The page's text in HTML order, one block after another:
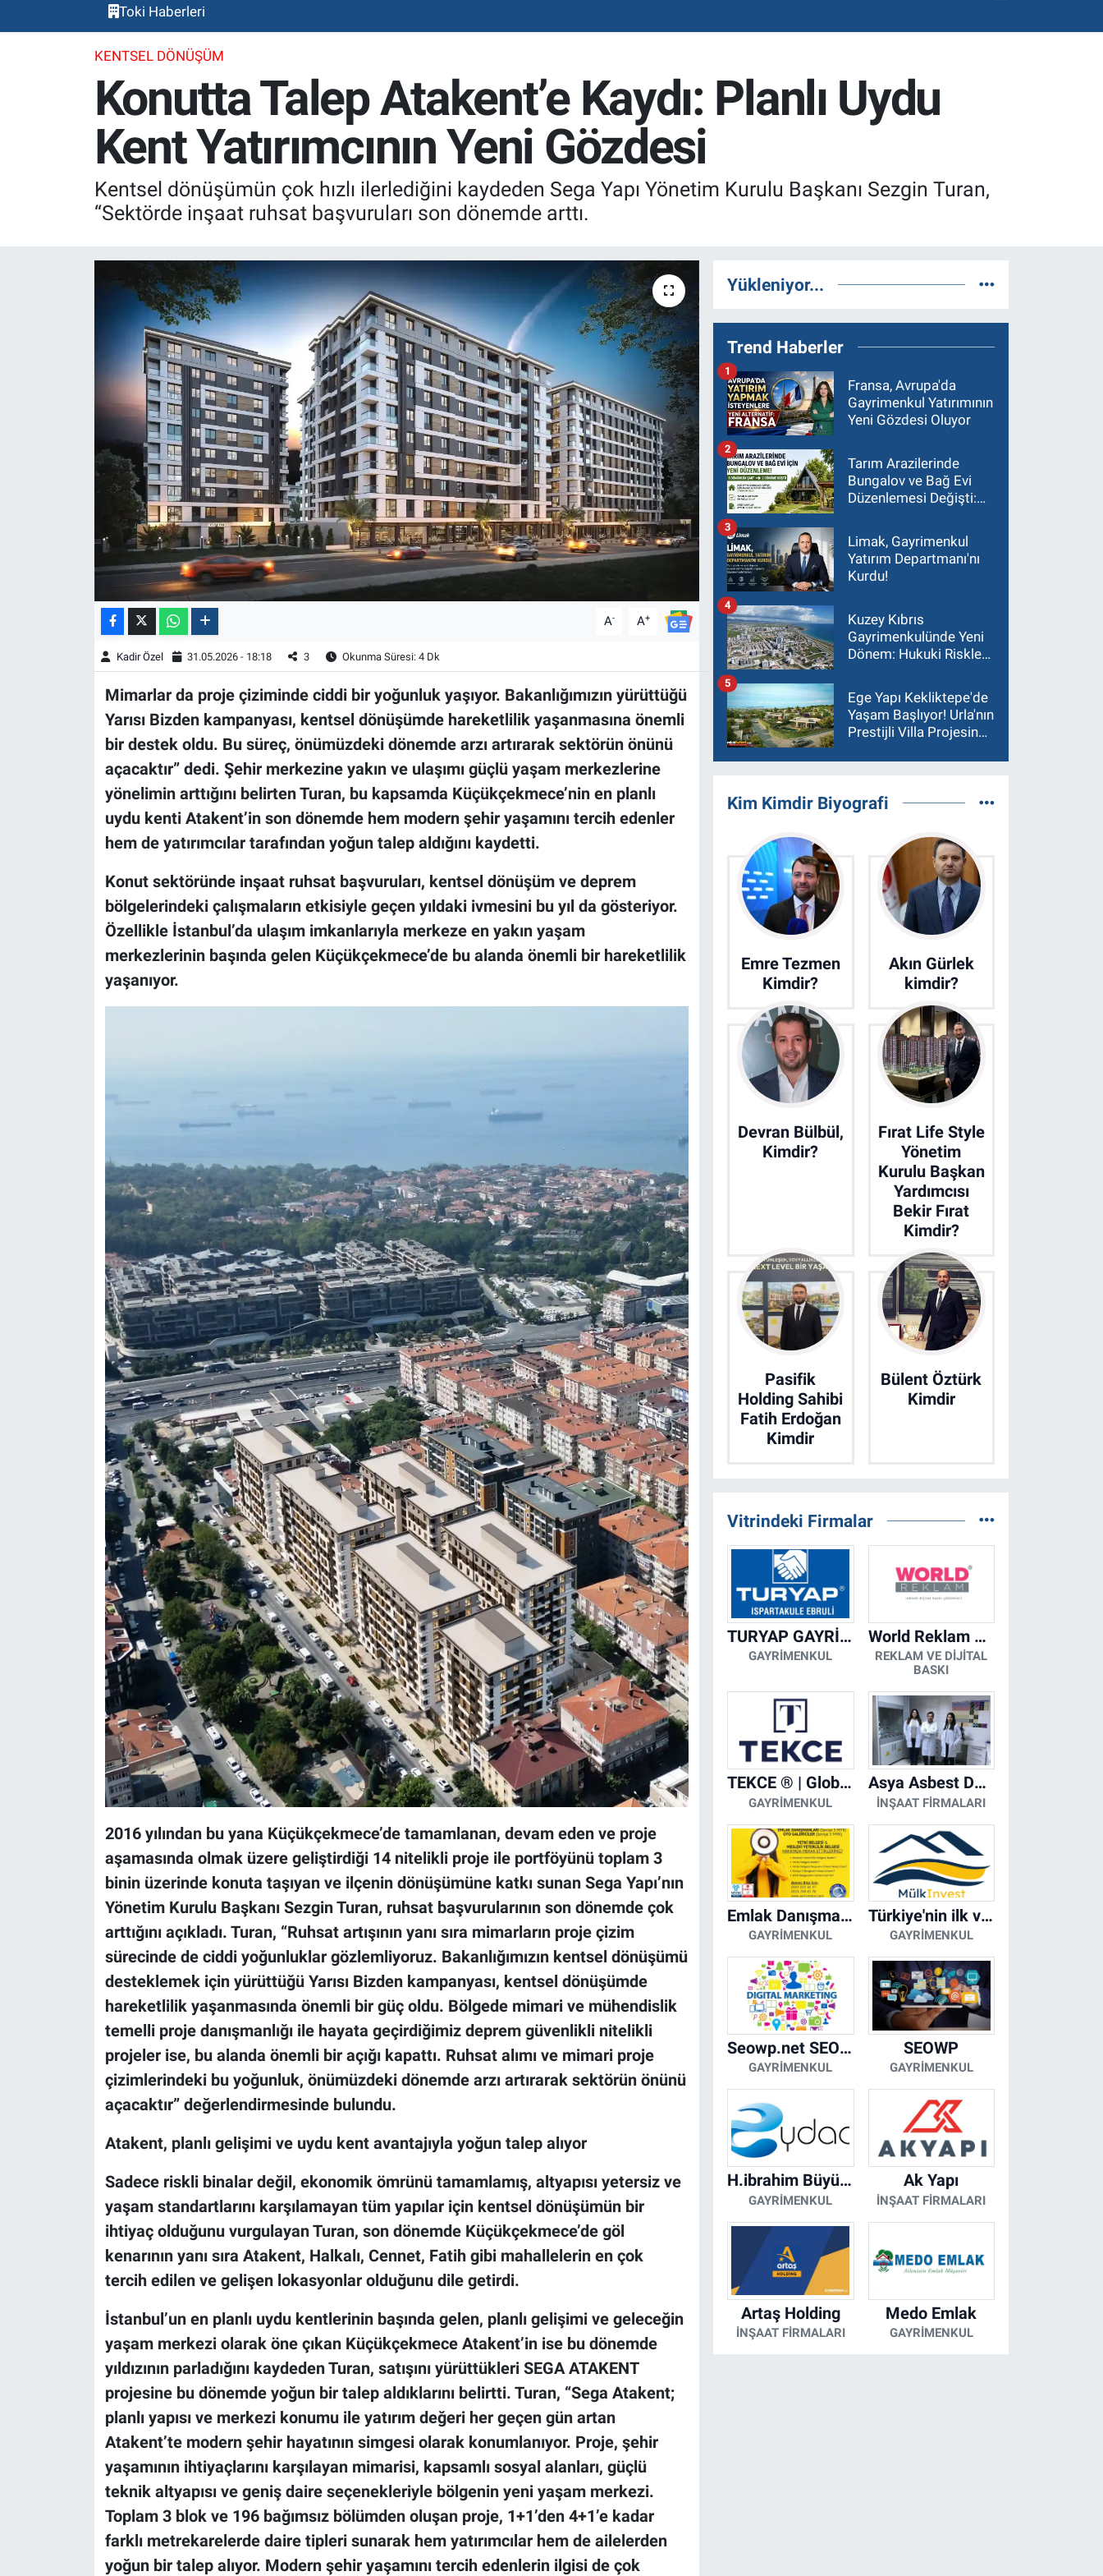
Toki Haberleri
KENTSEL DÖNÜŞÜM
Konutta Talep Atakent’e Kaydı: Planlı Uydu
Kent Yatırımcının Yeni Gözdesi
Kentsel dönüşümün çok hızlı ilerlediğini kaydeden Sega Yapı Yönetim Kurulu Başkanı Sezgin Turan,
“Sektörde inşaat ruhsat başvuruları son dönemde arttı.
A- A+
Kadir Özel 31.05.2026 - 18:18 3 Okunma Süresi: 4 Dk
Mimarlar da proje çiziminde ciddi bir yoğunluk yaşıyor. Bakanlığımızın yürüttüğü
Yarısı Bizden kampanyası, kentsel dönüşümde hareketlilik yaşanmasına önemli
bir destek oldu. Bu süreç, önümüzdeki dönemde arzı artırarak sektörün önünü
açacaktır” dedi. Şehir merkezine yakın ve ulaşımı güçlü yaşam merkezlerine
yönelimin arttığını belirten Turan, bu kapsamda Küçükçekmece’nin en planlı
uydu kenti Atakent’in son dönemde hem modern şehir yaşamını tercih edenler
hem de yatırımcılar tarafından yoğun talep aldığını kaydetti.
Konut sektöründe inşaat ruhsat başvuruları, kentsel dönüşüm ve deprem
bölgelerindeki çalışmaların etkisiyle geçen yıldaki ivmesini bu yıl da gösteriyor.
Özellikle İstanbul’da ulaşım imkanlarıyla merkeze en yakın yaşam
merkezlerinin başında gelen Küçükçekmece’de bu alanda önemli bir hareketlilik
yaşanıyor.
2016 yılından bu yana Küçükçekmece’de tamamlanan, devam eden ve proje
aşamasında olmak üzere geliştirdiği 14 nitelikli proje ile portföyünü toplam 3
binin üzerinde konuta taşıyan ve ilçenin dönüşümüne katkı sunan Sega Yapı’nın
Yönetim Kurulu Başkanı Sezgin Turan, ruhsat başvurularının son dönemde çok
arttığını açıkladı. Turan, “Ruhsat artışının yanı sıra mimarların proje çizim
sürecinde de ciddi yoğunluklar gözlemliyoruz. Bakanlığımızın kentsel dönüşümü
desteklemek için yürüttüğü Yarısı Bizden kampanyası, kentsel dönüşümde
hareketlilik yaşanmasında önemli bir güç oldu. Bölgede mimari ve mühendislik
temelli proje danışmanlığı ile hayata geçirdiğimiz deprem güvenlikli nitelikli
projeler ise, bu alanda önemli bir açığı kapattı. Ruhsat alımı ve mimari proje
çizimlerindeki bu yoğunluk, önümüzdeki dönemde arzı artırarak sektörün önünü
açacaktır” değerlendirmesinde bulundu.
Atakent, planlı gelişimi ve uydu kent avantajıyla yoğun talep alıyor
Sadece riskli binalar değil, ekonomik ömrünü tamamlamış, altyapısı yetersiz ve
yaşam standartlarını karşılamayan tüm yapılar için kentsel dönüşümün bir
ihtiyaç olduğunu vurgulayan Turan, son dönemde Küçükçekmece’de göl
kenarının yanı sıra Atakent, Halkalı, Cennet, Fatih gibi mahallelerin en çok
tercih edilen ve gelişen lokasyonlar olduğunu dile getirdi.
İstanbul’un en planlı uydu kentlerinin başında gelen, planlı gelişimi ve geleceğin
yaşam merkezi olarak öne çıkan Küçükçekmece Atakent’in ise bu dönemde
yıldızının parladığını kaydeden Turan, satışını yürüttükleri SEGA ATAKENT
projesine bu dönemde yoğun bir talep aldıklarını belirtti. Turan, “Sega Atakent;
planlı yapısı ve merkezi konumu ile yatırım değeri her geçen gün artan
Atakent’te modern şehir hayatının simgesi olarak konumlanıyor. Proje, şehir
yaşamının ihtiyaçlarını karşılayan mimarisi, kapsamlı sosyal alanları, güçlü
teknik altyapısı ve geniş daire seçenekleriyle bölgenin yeni yaşam merkezi.
Toplam 3 blok ve 196 bağımsız bölümden oluşan proje, 1+1’den 4+1’e kadar
farklı metrekarelerde daire tipleri sunarak hem yatırımcılar hem de ailelerden
yoğun bir talep alıyor. Modern şehir yaşamını tercih edenlerin ilgisi de çok
Yükleniyor...
Trend Haberler
Fransa, Avrupa'da
Gayrimenkul Yatırımının
Yeni Gözdesi Oluyor
1
Tarım Arazilerinde
Bungalov ve Bağ Evi
Düzenlemesi Değişti:
Dönüme İndirildi
2
Limak, Gayrimenkul
Yatırım Departmanı'nı
Kurdu!
3
Kuzey Kıbrıs
Gayrimenkulünde Yeni
Dönem: Hukuki Riskler
Değiştiriyor
4
Ege Yapı Kekliktepe'de
Yaşam Başlıyor! Urla'nın
Prestijli Villa Projesinde
5
Kim Kimdir Biyografi
Emre Tezmen
Kimdir?
Akın Gürlek
kimdir?
Devran Bülbül,
Kimdir?
Fırat Life Style
Yönetim
Kurulu Başkan
Yardımcısı
Bekir Fırat
Kimdir?
Pasifik
Holding Sahibi
Fatih Erdoğan
Kimdir
Bülent Öztürk
Kimdir
Vitrindeki Firmalar
TURYAP GAYRİMENKUL DANIŞMANLIK HİZMETLERİ
GAYRIMENKUL
World Reklam Copy Center
REKLAM VE DIJITAL
BASKI
TEKCE ® | Global Gayrimenkul Şirketi
GAYRIMENKUL
Asya Asbest Danışmanlık - Asbest Söküm ve Asbest Raporu
İNŞAAT FIRMALARI
Emlak Danışmanı Seviye 5 Mesleki Yeterlilik Belgesi
GAYRIMENKUL
Türkiye'nin ilk ve tek yapay zeka destekli arsa ilan platformu
GAYRIMENKUL
Seowp.net SEO Hizmetleri
GAYRIMENKUL
SEOWP
GAYRIMENKUL
H.ibrahim Büyükacar
GAYRIMENKUL
Ak Yapı
İNŞAAT FIRMALARI
Artaş Holding
İNŞAAT FIRMALARI
Medo Emlak
GAYRIMENKUL